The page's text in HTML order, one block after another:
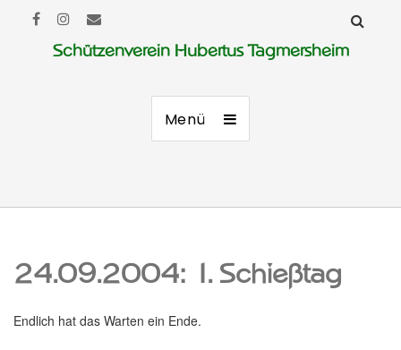
Schützenverein Hubertus Tagmersheim
Menü
24.09.2004: 1. Schießtag
Endlich hat das Warten ein Ende.